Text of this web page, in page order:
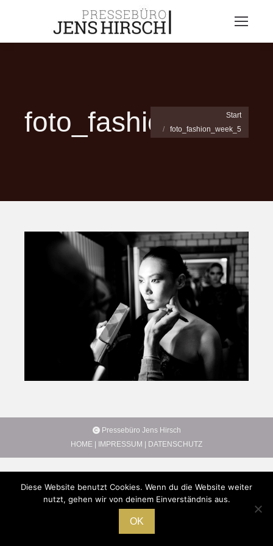
Sie befinden sich hier:
Start
foto_fashion_week_5
Pressebüro Jens Hirsch
HOME
IMPRESSUM DATENSCHUTZ
Diese Website benutzt Cookies. Wenn du die Website weiter
nutzt, gehen wir von deinem Einverständnis aus.
OK